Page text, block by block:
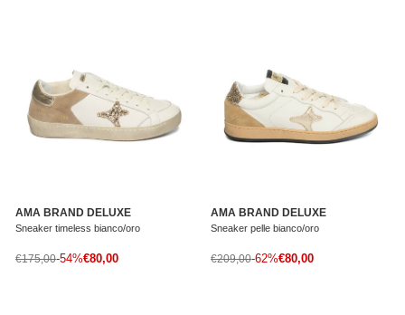
AMA BRAND DELUXE
Sneaker timeless bianco/oro
Prezzo di vendita
€80,00
Prezzo normale
€175,00-54%
AMA BRAND DELUXE
Sneaker pelle bianco/oro
Prezzo di vendita
€80,00
Prezzo normale
€209,00-62%